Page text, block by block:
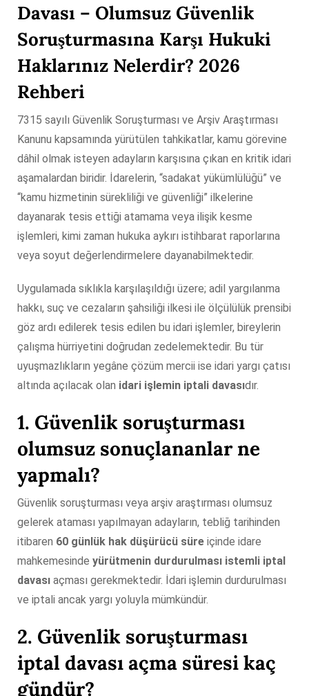
Davası – Olumsuz Güvenlik
Soruşturmasına Karşı Hukuki
Haklarınız Nelerdir? 2026
Rehberi
7315 sayılı Güvenlik Soruşturması ve Arşiv Araştırması
Kanunu kapsamında yürütülen tahkikatlar, kamu görevine
dâhil olmak isteyen adayların karşısına çıkan en kritik idari
aşamalardan biridir. İdarelerin, “sadakat yükümlülüğü” ve
“kamu hizmetinin sürekliliği ve güvenliği” ilkelerine
dayanarak tesis ettiği atamama veya ilişik kesme
işlemleri, kimi zaman hukuka aykırı istihbarat raporlarına
veya soyut değerlendirmelere dayanabilmektedir.
Uygulamada sıklıkla karşılaşıldığı üzere; adil yargılanma
hakkı, suç ve cezaların şahsiliği ilkesi ile ölçülülük prensibi
göz ardı edilerek tesis edilen bu idari işlemler, bireylerin
çalışma hürriyetini doğrudan zedelemektedir. Bu tür
uyuşmazlıkların yegâne çözüm mercii ise idari yargı çatısı
altında açılacak olan idari işlemin iptali davasıdır.
1. Güvenlik soruşturması
olumsuz sonuçlananlar ne
yapmalı?
Güvenlik soruşturması veya arşiv araştırması olumsuz
gelerek ataması yapılmayan adayların, tebliğ tarihinden
itibaren 60 günlük hak düşürücü süre içinde idare
mahkemesinde yürütmenin durdurulması istemli iptal
davası açması gerekmektedir. İdari işlemin durdurulması
ve iptali ancak yargı yoluyla mümkündür.
2. Güvenlik soruşturması
iptal davası açma süresi kaç
gündür?